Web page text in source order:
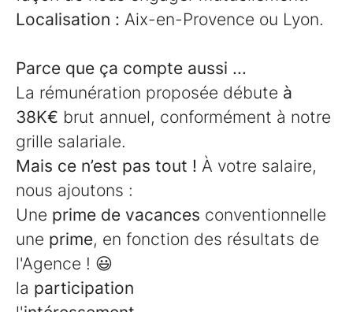
Localisation : Aix-en-Provence ou Lyon.
Parce que ça compte aussi ...
La rémunération proposée débute à
38K€ brut annuel, conformément à notre
grille salariale.
Mais ce n’est pas tout ! À votre salaire,
nous ajoutons :
Une prime de vacances conventionnelle
une prime, en fonction des résultats de
l'Agence ! 😃
la participation